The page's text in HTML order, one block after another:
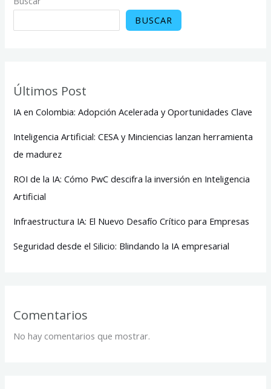
BUSCAR
Últimos Post
IA en Colombia: Adopción Acelerada y Oportunidades Clave
Inteligencia Artificial: CESA y Minciencias lanzan herramienta
de madurez
ROI de la IA: Cómo PwC descifra la inversión en Inteligencia
Artificial
Infraestructura IA: El Nuevo Desafío Crítico para Empresas
Seguridad desde el Silicio: Blindando la IA empresarial
Comentarios
No hay comentarios que mostrar.